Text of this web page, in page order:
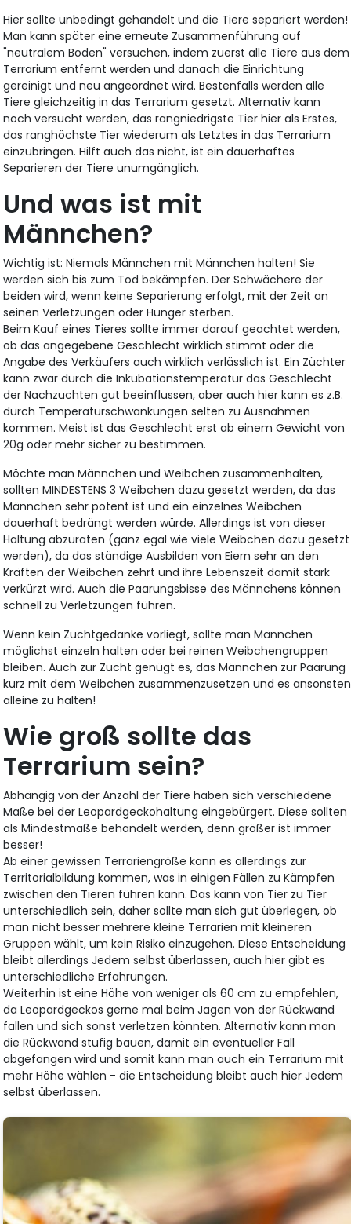
Hier sollte unbedingt gehandelt und die Tiere separiert werden!
Man kann später eine erneute Zusammenführung auf
"neutralem Boden" versuchen, indem zuerst alle Tiere aus dem
Terrarium entfernt werden und danach die Einrichtung
gereinigt und neu angeordnet wird. Bestenfalls werden alle
Tiere gleichzeitig in das Terrarium gesetzt. Alternativ kann
noch versucht werden, das rangniedrigste Tier hier als Erstes,
das ranghöchste Tier wiederum als Letztes in das Terrarium
einzubringen. Hilft auch das nicht, ist ein dauerhaftes
Separieren der Tiere unumgänglich.
Und was ist mit
Männchen?
Wichtig ist: Niemals Männchen mit Männchen halten! Sie
werden sich bis zum Tod bekämpfen. Der Schwächere der
beiden wird, wenn keine Separierung erfolgt, mit der Zeit an
seinen Verletzungen oder Hunger sterben.
Beim Kauf eines Tieres sollte immer darauf geachtet werden,
ob das angegebene Geschlecht wirklich stimmt oder die
Angabe des Verkäufers auch wirklich verlässlich ist. Ein Züchter
kann zwar durch die Inkubationstemperatur das Geschlecht
der Nachzuchten gut beeinflussen, aber auch hier kann es z.B.
durch Temperaturschwankungen selten zu Ausnahmen
kommen. Meist ist das Geschlecht erst ab einem Gewicht von
20g oder mehr sicher zu bestimmen.
Möchte man Männchen und Weibchen zusammenhalten,
sollten MINDESTENS 3 Weibchen dazu gesetzt werden, da das
Männchen sehr potent ist und ein einzelnes Weibchen
dauerhaft bedrängt werden würde. Allerdings ist von dieser
Haltung abzuraten (ganz egal wie viele Weibchen dazu gesetzt
werden), da das ständige Ausbilden von Eiern sehr an den
Kräften der Weibchen zehrt und ihre Lebenszeit damit stark
verkürzt wird. Auch die Paarungsbisse des Männchens können
schnell zu Verletzungen führen.
Wenn kein Zuchtgedanke vorliegt, sollte man Männchen
möglichst einzeln halten oder bei reinen Weibchengruppen
bleiben. Auch zur Zucht genügt es, das Männchen zur Paarung
kurz mit dem Weibchen zusammenzusetzen und es ansonsten
alleine zu halten!
Wie groß sollte das
Terrarium sein?
Abhängig von der Anzahl der Tiere haben sich verschiedene
Maße bei der Leopardgeckohaltung eingebürgert. Diese sollten
als Mindestmaße behandelt werden, denn größer ist immer
besser!
Ab einer gewissen Terrariengröße kann es allerdings zur
Territorialbildung kommen, was in einigen Fällen zu Kämpfen
zwischen den Tieren führen kann. Das kann von Tier zu Tier
unterschiedlich sein, daher sollte man sich gut überlegen, ob
man nicht besser mehrere kleine Terrarien mit kleineren
Gruppen wählt, um kein Risiko einzugehen. Diese Entscheidung
bleibt allerdings Jedem selbst überlassen, auch hier gibt es
unterschiedliche Erfahrungen.
Weiterhin ist eine Höhe von weniger als 60 cm zu empfehlen,
da Leopardgeckos gerne mal beim Jagen von der Rückwand
fallen und sich sonst verletzen könnten. Alternativ kann man
die Rückwand stufig bauen, damit ein eventueller Fall
abgefangen wird und somit kann man auch ein Terrarium mit
mehr Höhe wählen - die Entscheidung bleibt auch hier Jedem
selbst überlassen.